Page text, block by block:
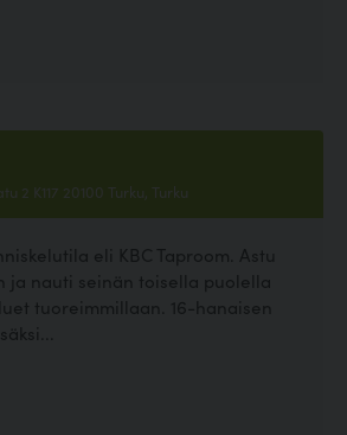
2 K117 20100 Turku, Turku
eli KBC Taproom. Astu
ja nauti seinän toisella puolella
tuoreimmillaan. 16-hanaisen